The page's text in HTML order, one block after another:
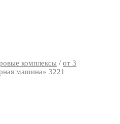
комплексы / от 3
машина» 3221